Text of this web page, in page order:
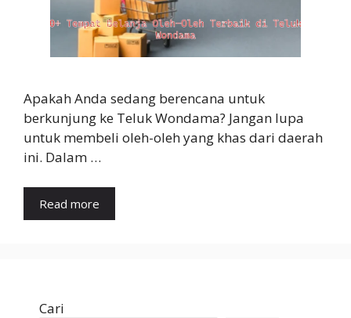
Apakah Anda sedang berencana untuk
berkunjung ke Teluk Wondama? Jangan lupa
untuk membeli oleh-oleh yang khas dari daerah
ini. Dalam …
Read more
Cari